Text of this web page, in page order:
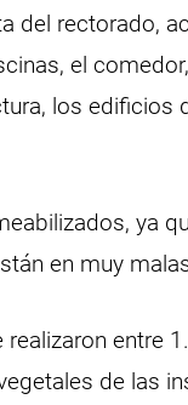
del rectorado,
el
los edificios
ya
en muy
realizaron entre
de las